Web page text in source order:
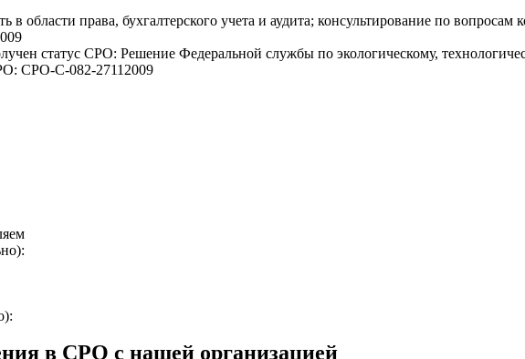
области права, бухгалтерского учета и аудита; консультирование по вопросам
статус СРО: Решение Федеральной службы по экологическому,
СРО-С-082-27112009
в СРО с нашей организацией